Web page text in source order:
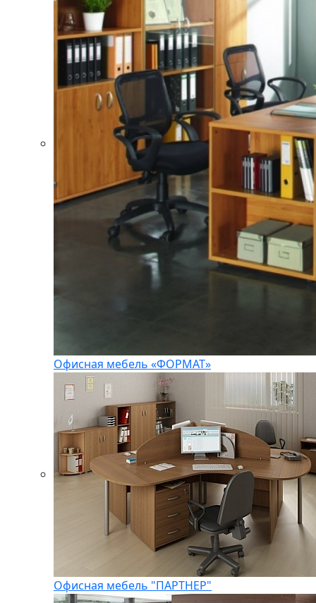
Офисная мебель «ФОРМАТ»
Офисная мебель "ПАРТНЕР"